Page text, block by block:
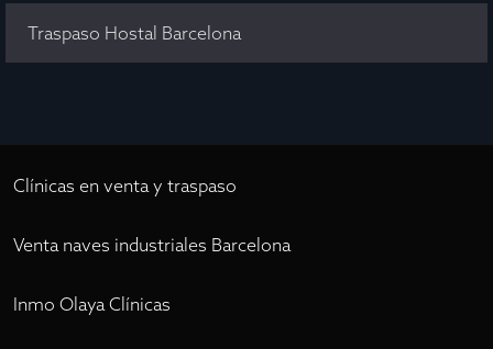
Traspaso Hostal Barcelona
Clínicas en venta y traspaso
Venta naves industriales Barcelona
Inmo Olaya Clínicas